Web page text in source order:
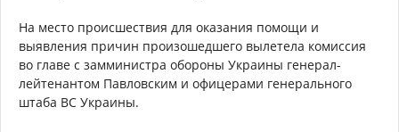
На место происшествия для оказания помощи и
выявления причин произошедшего вылетела комиссия
во главе с замминистра обороны Украины генерал-
лейтенантом Павловским и офицерами генерального
штаба ВС Украины.